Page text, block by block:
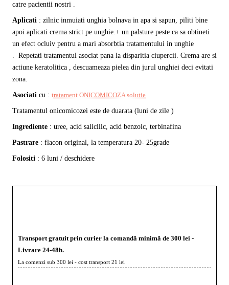
catre pacientii nostri .
Aplicati : zilnic inmuiati unghia bolnava in apa si sapun, piliti bine
apoi aplicati crema strict pe unghie.+ un palsture peste ca sa obtineti
un efect ocluiv pentru a mari absorbtia tratamentului in unghie
. Repetati tratamentul asociat pana la disparitia ciupercii. Crema are si
actiune keratolitica , descuameaza pielea din jurul unghiei deci evitati
zona.
Asociati cu : tratament ONICOMICOZA solutie
Tratamentul onicomicozei este de duarata (luni de zile )
Ingrediente : uree, acid salicilic, acid benzoic, terbinafina
Pastrare : flacon original, la temperatura 20- 25grade
Folositi : 6 luni / deschidere
Transport gratuit prin curier la comandă minimă de 300 lei -
Livrare 24-48h.
La comenzi sub 300 lei - cost transport 21 lei